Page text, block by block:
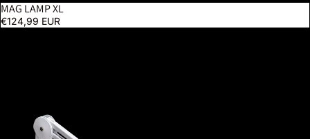
MAG LAMP XL
€124,99 EUR